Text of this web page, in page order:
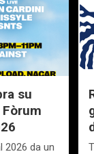
su
2026 da un